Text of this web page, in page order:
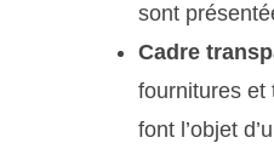
sont
Cadre
fournitures et
font l’objet